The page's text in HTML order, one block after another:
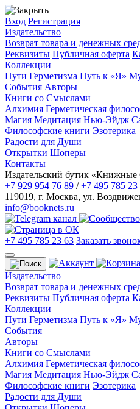
Вход Регистрация
Издательство
Возврат товара и денежных
Реквизиты Публичная оферта
Коллекции
Пути Герметизма Путь к «Я»
События Авторы
Книги со Смыслами
Алхимия Герметическая
Магия Медитация Нью-Эйдж
Философские книги Эзотерика
Радости для Души
Открытки Шоперы
Контакты
Издательский бутик «Книжные
+7 929 954 76 89 /+7 495 785 23
119019, г. Москва, ул.
info@booknets.ru
+7 495 785 23 63 Заказать
Издательство
Возврат товара и денежных
Реквизиты Публичная оферта
Коллекции
Пути Герметизма Путь к «Я»
События
Авторы
Книги со Смыслами
Алхимия Герметическая
Магия Медитация Нью-Эйдж
Философские книги Эзотерика
Радости для Души